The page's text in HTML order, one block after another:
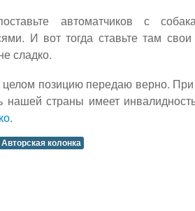
автоматчиков с
И вот тогда ставьте там свои
сладко.
целом позицию передаю верно.
нашей страны имеет
.
Авторская колонка